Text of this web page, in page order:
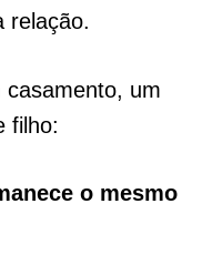
relação.
casamento, um
filho:
o mesmo